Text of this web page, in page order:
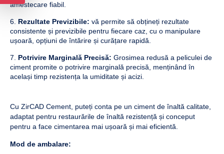
amestecare fiabil.
Rezultate Previzibile: vă permite să obțineți rezultate
consistente și previzibile pentru fiecare caz, cu o manipulare
ușoară, opțiuni de întărire și curățare rapidă.
Potrivire Marginală Precisă: Grosimea redusă a peliculei de
ciment promite o potrivire marginală precisă, menținând în
același timp rezistența la umiditate și acizi.
Cu ZirCAD Cement, puteți conta pe un ciment de înaltă calitate,
adaptat pentru restaurările de înaltă rezistență și conceput
pentru a face cimentarea mai ușoară și mai eficientă.
Mod de ambalare: